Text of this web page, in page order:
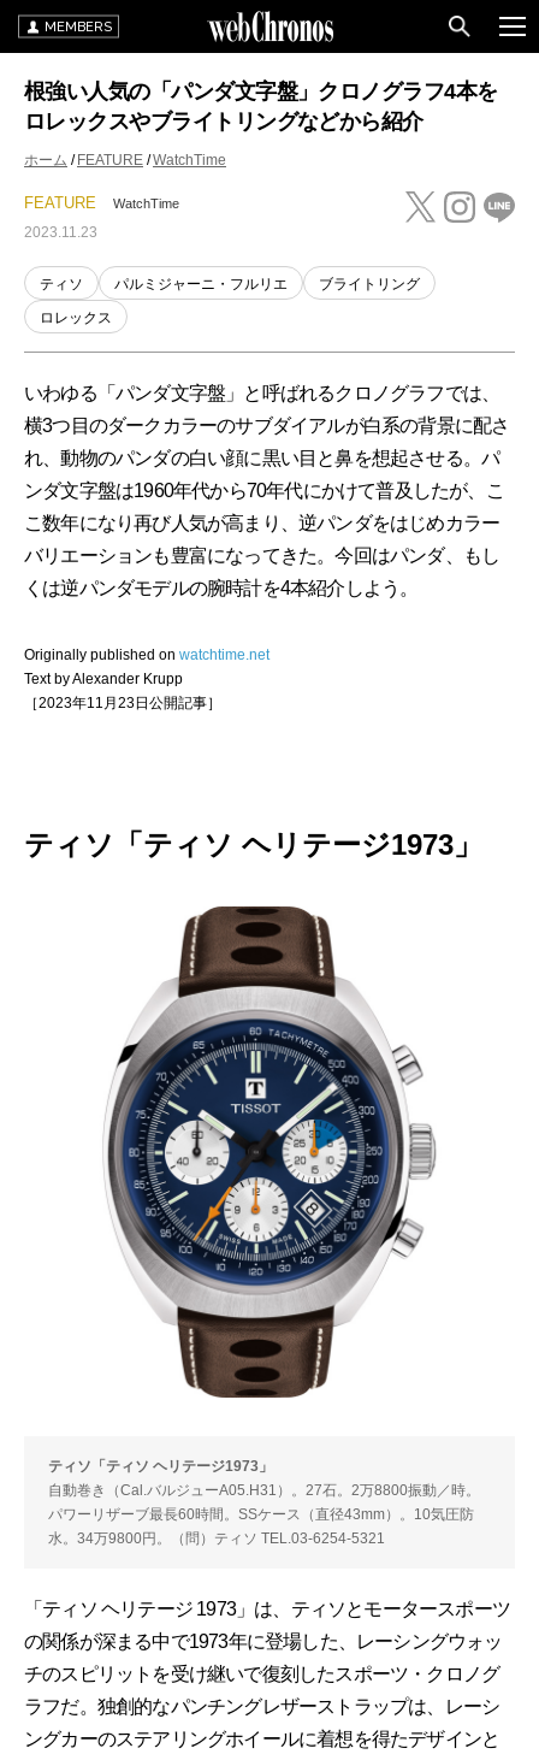
MEMBERS
根強い人気の「パンダ文字盤」クロノグラフ4本を
ロレックスやブライトリングなどから紹介
ホーム FEATURE WatchTime
FEATURE WatchTime
2023.11.23
ティソ パルミジャーニ・フルリエ
ブライトリング
ロレックス
いわゆる「パンダ文字盤」と呼ばれるクロノグラフでは、
横3つ目のダークカラーのサブダイアルが白系の背景に配さ
れ、動物のパンダの白い顔に黒い目と鼻を想起させる。パ
ンダ文字盤は1960年代から70年代にかけて普及したが、こ
こ数年になり再び人気が高まり、逆パンダをはじめカラー
バリエーションも豊富になってきた。今回はパンダ、もし
くは逆パンダモデルの腕時計を4本紹介しよう。
Originally published on watchtime.net
Text by Alexander Krupp
［2023年11月23日公開記事］
ティソ「ティソ ヘリテージ1973」
ティソ「ティソ ヘリテージ1973」
自動巻き（Cal.バルジューA05.H31）。27石。2万8800振動／時。
パワーリザーブ最長60時間。SSケース（直径43mm）。10気圧防
水。34万9800円。（問）ティソ TEL.03-6254-5321
「ティソ ヘリテージ 1973」は、ティソとモータースポーツ
の関係が深まる中で1973年に登場した、レーシングウォッ
チのスピリットを受け継いで復刻したスポーツ・クロノグ
ラフだ。独創的なパンチングレザーストラップは、レーシ
ングカーのステアリングホイールに着想を得たデザインと